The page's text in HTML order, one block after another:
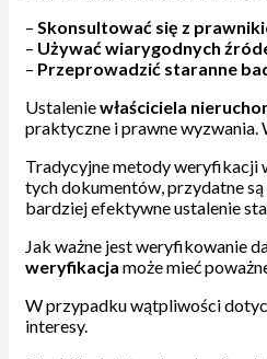
– Skonsultować się z
– Używać wiarygodnych
– Przeprowadzić staranne
Ustaleniewłaściciela
praktyczne i prawne wyzwania.
Tradycyjne metody weryfikacji
tych dokumentów, przydatne
bardziej efektywne ustalenie
Jak ważne jest weryfikowanie
weryfikacja może mieć
W przypadku wątpliwości
interesy.